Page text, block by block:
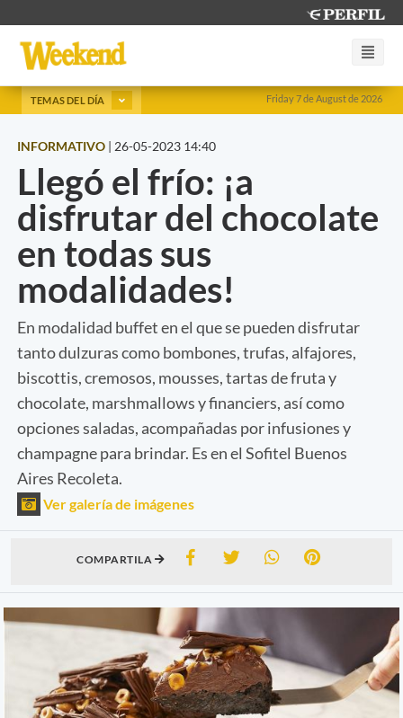
Friday 7 de August de 2026
TEMAS DEL DÍA
INFORMATIVO | 26-05-2023 14:40
Llegó el frío: ¡a
disfrutar del chocolate
en todas sus
modalidades!
En modalidad buffet en el que se pueden disfrutar
tanto dulzuras como bombones, trufas, alfajores,
biscottis, cremosos, mousses, tartas de fruta y
chocolate, marshmallows y financiers, así como
opciones saladas, acompañadas por infusiones y
champagne para brindar. Es en el Sofitel Buenos
Aires Recoleta.
Ver galería de imágenes
COMPARTILA